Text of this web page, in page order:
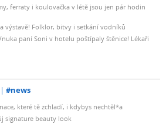
ferraty i koulovačka v létě jsou jen pár hodin
výstavě! Folklor, bitvy i setkání vodníků
paní Soni v hotelu poštípaly štěnice! Lékaři
#news
které tě zchladí, i kdybys nechtěl*a
signature beauty look